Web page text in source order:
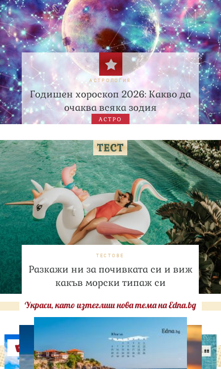
АСТРОЛОГИЯ
Годишен хороскоп 2026: Какво да
очаква всяка зодия
АСТРО
ТЕСТОВЕ
Разкажи ни за почивката си и виж
какъв морски типаж си
Украси, като изтеглиш нова тема на Edna.bg
Оферти